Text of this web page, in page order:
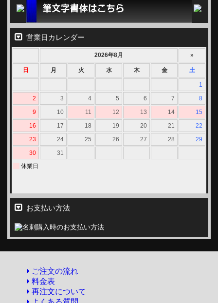
営業日カレンダー
お支払い方法
ご注文の流れ
料金表
再注文について